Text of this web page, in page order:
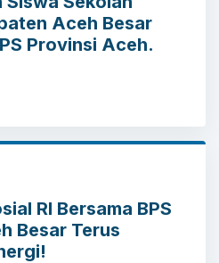
Aceh Besar
Provinsi Aceh.
RI Bersama BPS
Besar Terus